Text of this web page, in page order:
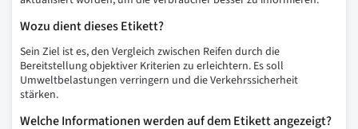
Wozu dient dieses Etikett?
Sein Ziel ist es, den Vergleich zwischen Reifen durch die
Bereitstellung objektiver Kriterien zu erleichtern. Es soll
Umweltbelastungen verringern und die Verkehrssicherheit
stärken.
Welche Informationen werden auf dem Etikett angezeigt?